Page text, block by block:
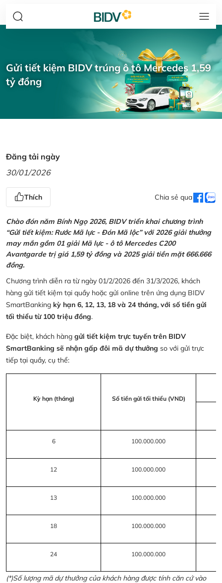
Gửi tiết kiệm BIDV trúng ô tô Mercedes 1,59
tỷ đồng
Đăng tải ngày
30/01/2026
Thích Chia sẻ qua
Chào đón năm Bính Ngọ 2026, BIDV triển khai chương trình
“Gửi tiết kiệm: Rước Mã lực - Đón Mã lộc” với 2026 giải thưởng
may mắn gồm 01 giải Mã lực - ô tô Mercedes C200
Avantgarde trị giá 1,59 tỷ đồng và 2025 giải tiền mặt 666.666
đồng.
Chương trình diễn ra từ ngày 01/2/2026 đến 31/3/2026, khách
hàng gửi tiết kiệm tại quầy hoặc gửi online trên ứng dụng BIDV
SmartBanking kỳ hạn 6, 12, 13, 18 và 24 tháng, với số tiền gửi
tối thiểu từ 100 triệu đồng.
Đặc biệt, khách hàng gửi tiết kiệm trực tuyến trên BIDV
SmartBanking sẽ nhận gấp đôi mã dự thưởng so với gửi trực
tiếp tại quầy, cụ thể:
Kỳ hạn (tháng) Số tiền gửi tối thiểu (VND)
6 100.000.000
12 100.000.000
13 100.000.000
18 100.000.000
24 100.000.000
(*)Số lượng mã dự thưởng của khách hàng được tính căn cứ vào